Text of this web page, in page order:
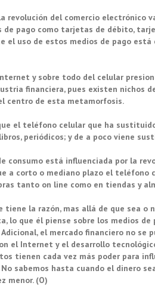
revolución del comercio electrónico
pago como tarjetas de débito,
el uso de estos medios de pago
y sobre todo del celular
financiera, pues existen nichos
centro de esta metamorfosis.
el teléfono celular que ha
periódicos; y de a poco viene
consumo está influenciada por la
a corto o mediano plazo el teléfono
tanto on line como en tiendas y
la razón, mas allá de que sea o
lo que él piense sobre los medios de
el mercado financiero no se
el Internet y el desarrollo
tienen cada vez más poder para
sabemos hasta cuando el dinero
menor. (O)